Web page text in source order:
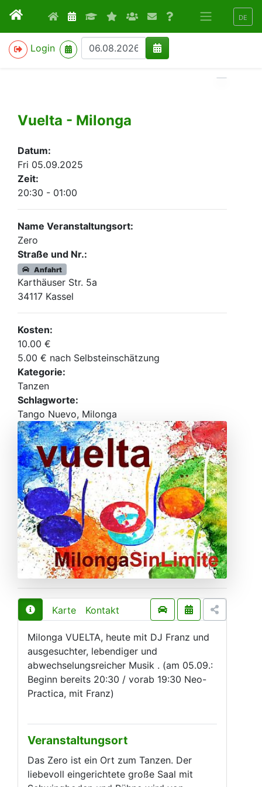
DE
Login
>
Vuelta - Milonga
Datum:
Fri 05.09.2025
Zeit:
20:30 - 01:00
Name Veranstaltungsort:
Zero
Straße und Nr.:
Anfahrt
Karthäuser Str. 5a
34117 Kassel
Kosten:
10.00 €
5.00 € nach Selbsteinschätzung
Kategorie:
Tanzen
Schlagworte:
Tango Nuevo, Milonga
Karte Kontakt
Milonga VUELTA, heute mit DJ Franz und
ausgesuchter, lebendiger und
abwechselungsreicher Musik . (am 05.09.:
Beginn bereits 20:30 / vorab 19:30 Neo-
Practica, mit Franz)
Veranstaltungsort
Das Zero ist ein Ort zum Tanzen. Der
liebevoll eingerichtete große Saal mit